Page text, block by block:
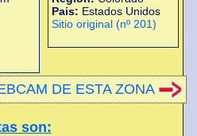
Pais: Estados Unidos
Sitio original (nº 201)
DE ESTA ZONA
son: